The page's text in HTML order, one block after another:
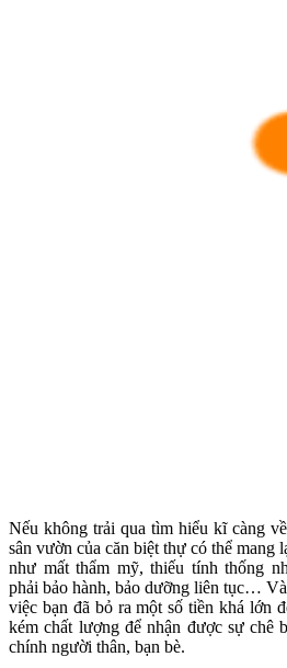
Nếu không trải qua tìm hiểu kĩ càng
sân vườn của căn biệt thự có thể mang
như mất thẩm mỹ, thiếu tính thống
phải bảo hành, bảo dưỡng liên tục…
việc bạn đã bỏ ra một số tiền khá lớn
kém chất lượng để nhận được sự chê
chính người thân, bạn bè.